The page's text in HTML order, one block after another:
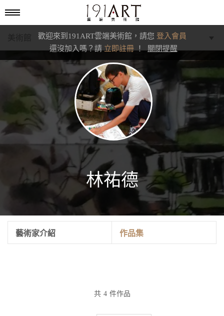
歡迎來到191ART雲端美術館，請您 登入會員
還沒加入嗎？請 立即註冊！ 關閉提醒
學藝館
典藏交流館
林祐德
藝術家介紹 作品集
共 4 件作品